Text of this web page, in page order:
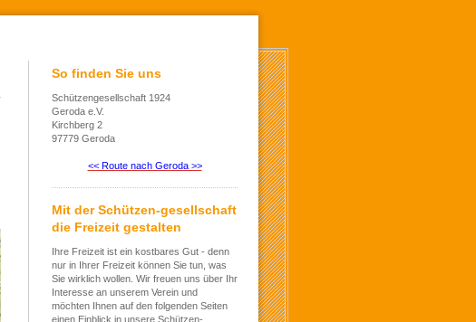
So finden Sie uns
Schützengesellschaft 1924
Geroda e.V.
Kirchberg 2
97779 Geroda
<< Route nach Geroda >>
Mit der Schützen-gesellschaft
die Freizeit gestalten
Ihre Freizeit ist ein kostbares Gut - denn
nur in Ihrer Freizeit können Sie tun, was
Sie wirklich wollen. Wir freuen uns über Ihr
Interesse an unserem Verein und
möchten Ihnen auf den folgenden Seiten
einen Einblick in unsere Schützen-